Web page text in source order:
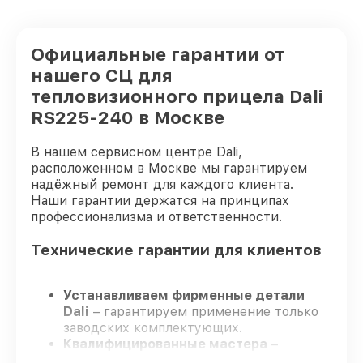
Официальные гарантии от
нашего СЦ для
тепловизионного прицела Dali
RS225-240 в Москве
В нашем сервисном центре Dali,
расположенном в Москве мы гарантируем
надёжный ремонт для каждого клиента.
Наши гарантии держатся на принципах
профессионализма и ответственности.
Технические гарантии для клиентов
Устанавливаем фирменные детали
Dali – гарантируем применение только
заводских комплектующих.
Квалифицированные мастера –